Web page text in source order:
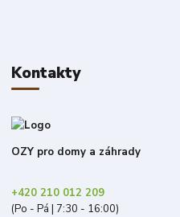
Kontakty
OZY pro domy a záhrady
+420 210 012 209
(Po - Pá | 7:30 - 16:00)